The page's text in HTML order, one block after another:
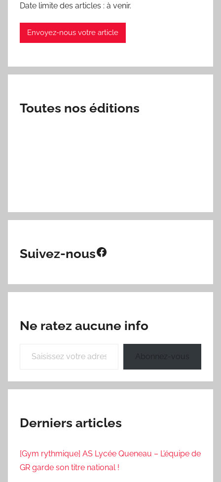
Date limite des articles : à venir.
Envoyez-nous votre article
Toutes nos éditions
Suivez-nousFacebook
Ne ratez aucune info
Abonnez-vous
Derniers articles
[Gym rythmique] AS Lycée Queneau – L’équipe de
GR garde son titre national !